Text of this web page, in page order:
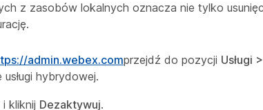
z zasobów lokalnych oznacza nie tylko
admin.webex.comprzejdź do pozycji Usługi >
usługi hybrydowej.
i kliknij Dezaktywuj.